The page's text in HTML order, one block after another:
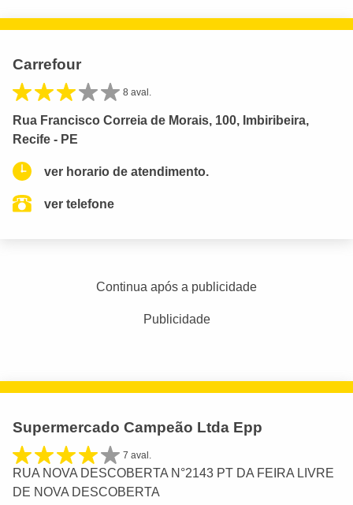
Carrefour
8 aval.
Rua Francisco Correia de Morais, 100, Imbiribeira,
Recife - PE
ver horario de atendimento.
ver telefone
Continua após a publicidade
Publicidade
Supermercado Campeão Ltda Epp
7 aval.
RUA NOVA DESCOBERTA N°2143 PT DA FEIRA LIVRE
DE NOVA DESCOBERTA